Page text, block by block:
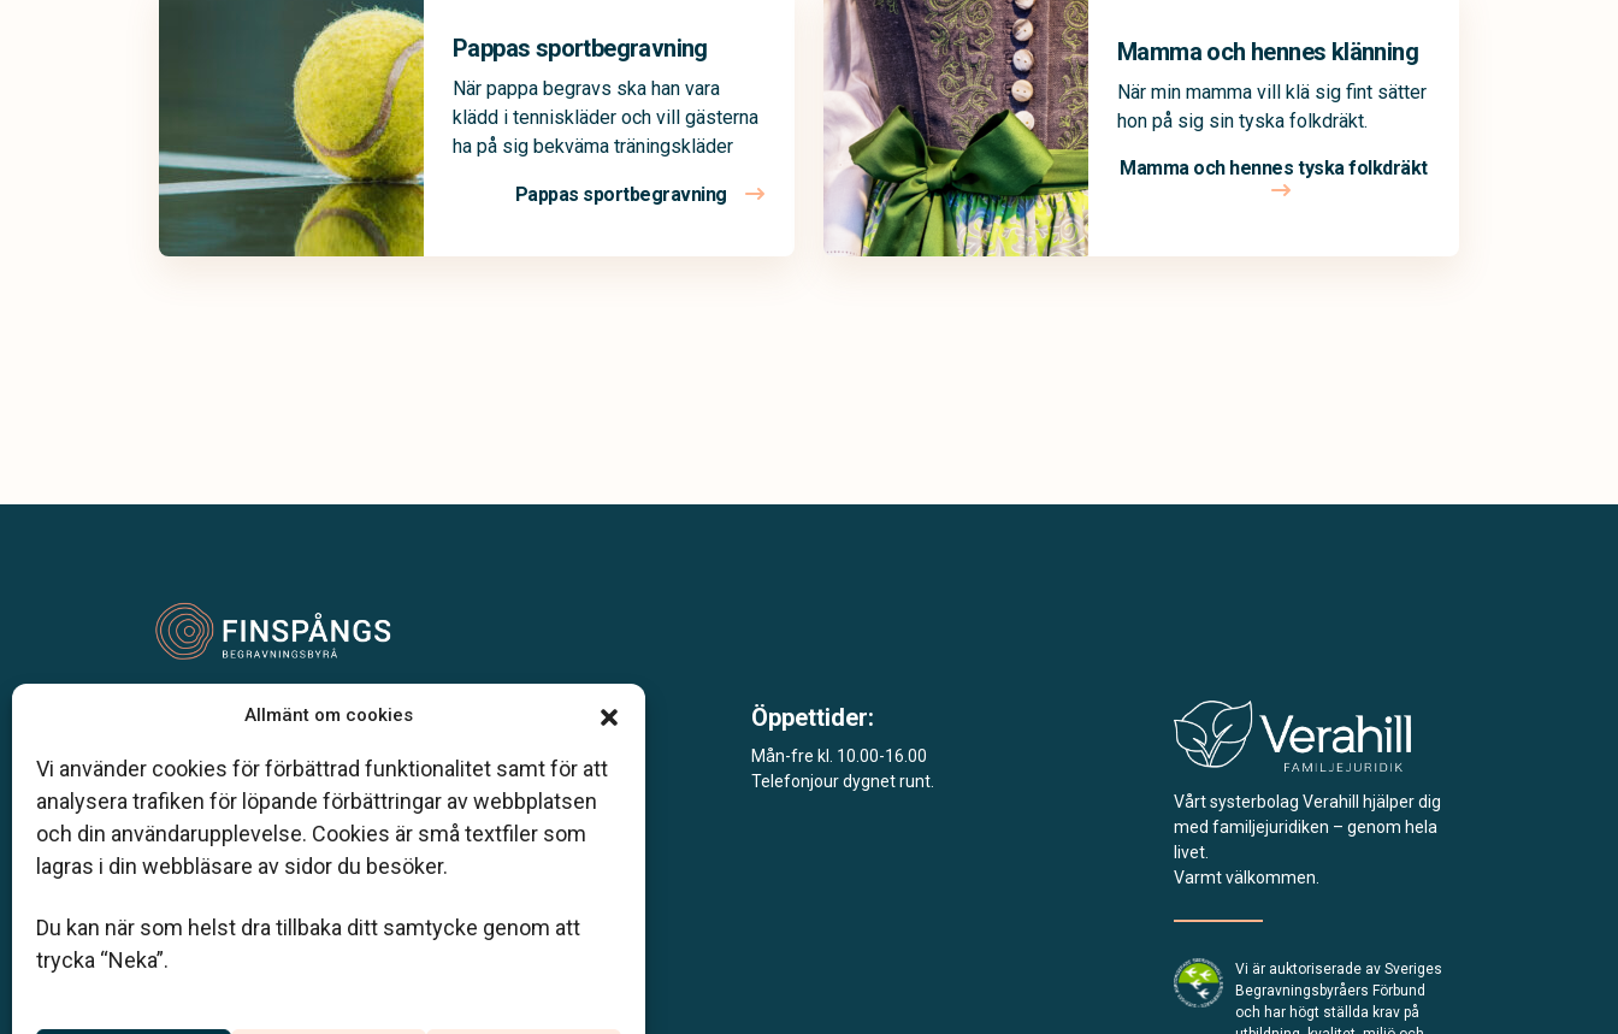
Allmänt om cookies
Vi använder cookies för förbättrad funktionalitet samt för att
analysera trafiken för löpande förbättringar av webbplatsen
och din användarupplevelse. Cookies är små textfiler som
lagras i din webbläsare av sidor du besöker.
Du kan när som helst dra tillbaka ditt samtycke genom att
trycka “Neka”.
Pappas sportbegravning
När pappa begravs ska han vara
klädd i tenniskläder och vill gästerna
ha på sig bekväma träningskläder
Pappas sportbegravning
Mamma och hennes klänning
När min mamma vill klä sig fint sätter
hon på sig sin tyska folkdräkt.
Mamma och hennes tyska folkdräkt
Vår begravningsbyrå är en del av Klarahill.
auktoriserade inom Sveriges begravningsbyråers
förbund (SBF). Det personliga är centralt för oss, både
när det gäller bemötande och när vi utformar
skräddarsydda personliga begravningar.
info@finspangsbegravningsbyra.se
Öppettider:
Mån-fre kl. 10.00-16.00
Telefonjour dygnet runt.
Vårt systerbolag Verahill hjälper dig
med familjejuridiken – genom hela
livet.
Varmt välkommen.
Vi är auktoriserade av Sveriges
Begravningsbyråers Förbund
och har högt ställda krav på